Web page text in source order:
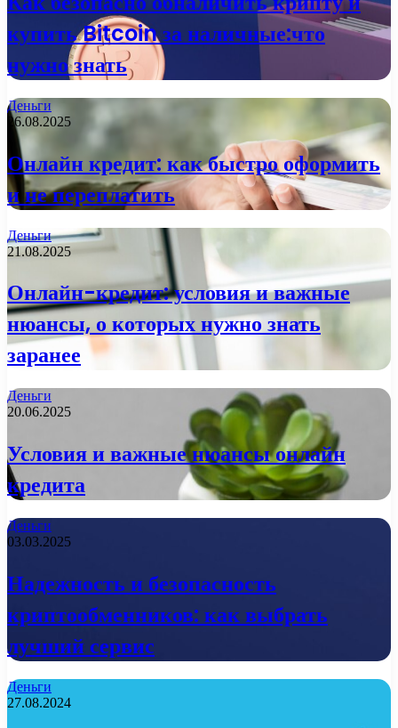
купить Bitcoin за наличные:что
нужно знать
Деньги
26.08.2025
Онлайн кредит: как быстро оформить
и не переплатить
Деньги
21.08.2025
Онлайн-кредит: условия и важные
нюансы, о которых нужно знать
заранее
Деньги
20.06.2025
Условия и важные нюансы онлайн
кредита
Деньги
03.03.2025
Надежность и безопасность
криптообменников: как выбрать
лучший сервис
Деньги
27.08.2024